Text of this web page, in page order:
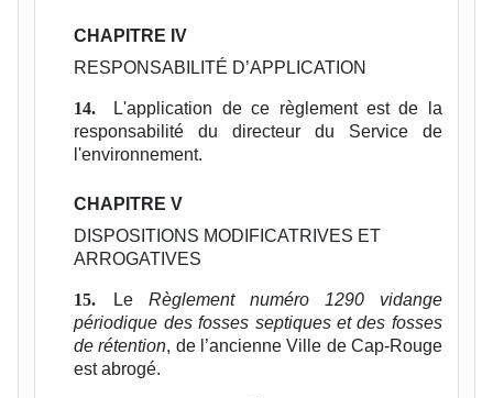
CHAPITRE IV
RESPONSABILITÉ D’APPLICATION
14.
L'application de ce règlement est de la
responsabilité du directeur du Service de
l'environnement.
CHAPITRE V
DISPOSITIONS MODIFICATRIVES ET
ARROGATIVES
15. LeRèglement numéro 1290 vidange
périodique des fosses septiques et des fosses
de rétention, de l’ancienne Ville de Cap-Rouge
est abrogé.